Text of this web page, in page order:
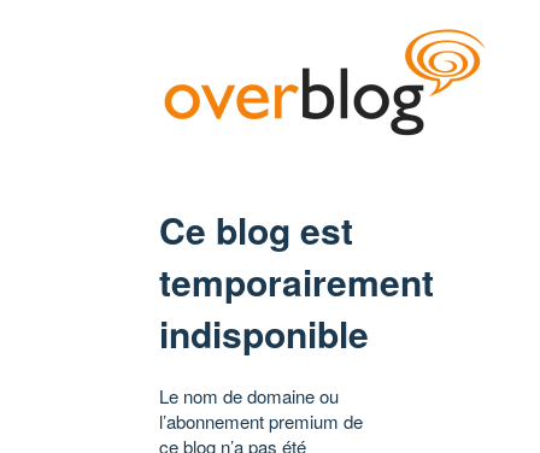
Ce blog est
temporairement
indisponible
Le nom de domaine ou
l’abonnement premium de
ce blog n’a pas été